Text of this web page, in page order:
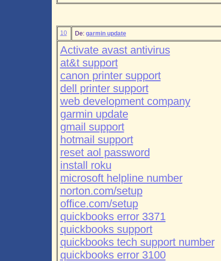
10 De: garmin update
Activate avast antivirus
at&t support
canon printer support
dell printer support
web development company
garmin update
gmail support
hotmail support
reset aol password
install roku
microsoft helpline number
norton.com/setup
office.com/setup
quickbooks error 3371
quickbooks support
quickbooks tech support number
quickbooks error 3100